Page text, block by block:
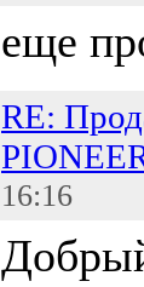
еще
RE:
16:16